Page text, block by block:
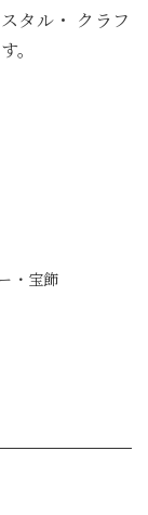
タル・ クラフ
。
・宝飾